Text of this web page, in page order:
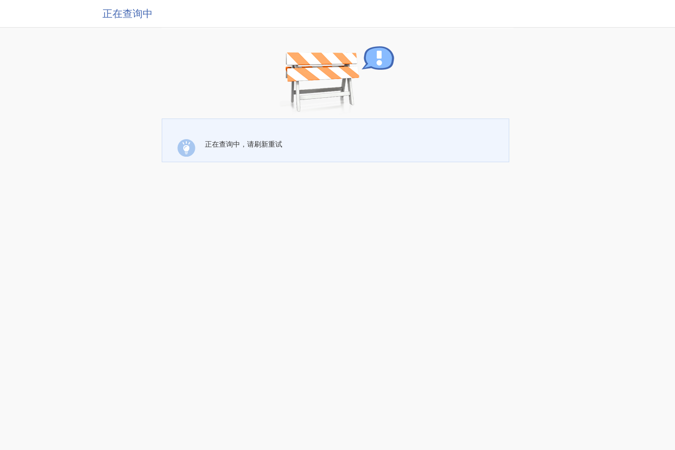
正在查询中
正在查询中，请刷新重试